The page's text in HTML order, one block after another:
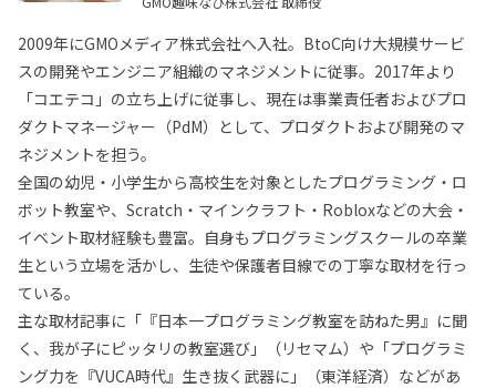
2009年にGMOメディア株式会社へ入社。BtoC向け大規模サービ
スの開発やエンジニア組織のマネジメントに従事。2017年より
「コエテコ」の立ち上げに従事し、現在は事業責任者およびプロ
ダクトマネージャー（PdM）として、プロダクトおよび開発のマ
ネジメントを担う。
全国の幼児・小学生から高校生を対象としたプログラミング・ロ
ボット教室や、Scratch・マインクラフト・Robloxなどの大会・
イベント取材経験も豊富。自身もプログラミングスクールの卒業
生という立場を活かし、生徒や保護者目線での丁寧な取材を行っ
ている。
主な取材記事に「『日本一プログラミング教室を訪ねた男』に聞
く、我が子にピッタリの教室選び」（リセマム）や「プログラミ
ング力を『VUCA時代』生き抜く武器に」（東洋経済）などがあ